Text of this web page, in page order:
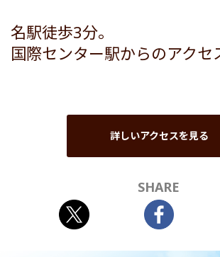
名駅徒歩3分。
国際センター駅からのアク
詳しいアクセスを見る
SHARE